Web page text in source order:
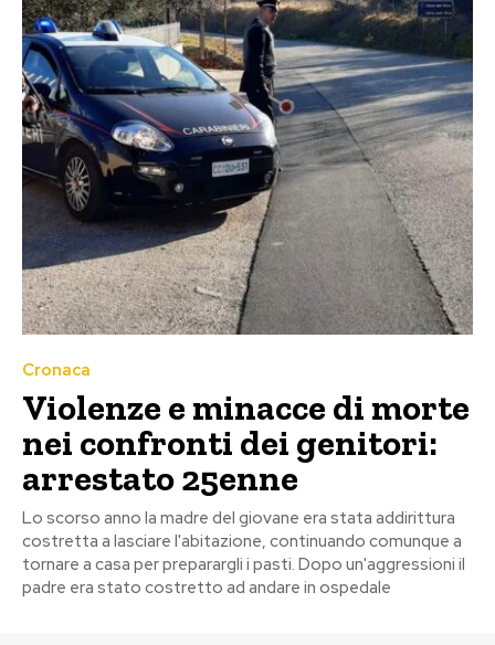
Cronaca
Violenze e minacce di morte
nei confronti dei genitori:
arrestato 25enne
Lo scorso anno la madre del giovane era stata addirittura
costretta a lasciare l'abitazione, continuando comunque a
tornare a casa per preparargli i pasti. Dopo un'aggressioni il
padre era stato costretto ad andare in ospedale